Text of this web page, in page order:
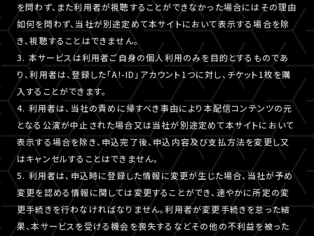
を問わず、また利用者が視聴することができなかった場合にはその理由
如何を問わず、当社が別途定めて本サイトにおいて表示する場合を除
き、視聴することはできません。
3. 本サービスは利用者ご自身の個人利用のみを目的とするものであ
り、利用者は、登録した「A!-ID」アカウント1つに対し、チケット1枚を購
入することができます。
4. 利用者は、当社の責めに帰すべき事由により本配信コンテンツの元
となる公演が中止された場合又は当社が別途定めて本サイトにおいて
表示する場合を除き、申込完了後、申込内容及び支払方法を変更し又
はキャンセルすることはできません。
5. 利用者は、申込時に登録した情報に変更が生じた場合、当社が予め
変更を認める情報に関しては変更することができ、速やかに所定の変
更手続きを行わなければなりません。利用者が変更手続きを怠った結
果、本サービスを受ける機会を喪失するなどその他の不利益を被った